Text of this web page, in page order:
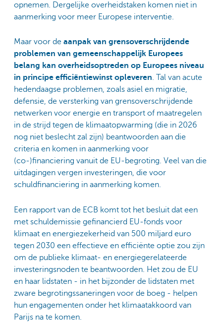
opnemen. Dergelijke overheidstaken komen niet in
aanmerking voor meer Europese interventie.
Maar voor de aanpak van grensoverschrijdende
problemen van gemeenschappelijk Europees
belang kan overheidsoptreden op Europees niveau
in principe efficiëntiewinst opleveren. Tal van acute
hedendaagse problemen, zoals asiel en migratie,
defensie, de versterking van grensoverschrijdende
netwerken voor energie en transport of maatregelen
in de strijd tegen de klimaatopwarming (die in 2026
nog niet beslecht zal zijn) beantwoorden aan die
criteria en komen in aanmerking voor
(co-)financiering vanuit de EU-begroting. Veel van die
uitdagingen vergen investeringen, die voor
schuldfinanciering in aanmerking komen.
Een rapport van de ECB komt tot het besluit dat een
met schuldemissie gefinancierd EU-fonds voor
klimaat en energiezekerheid van 500 miljard euro
tegen 2030 een effectieve en efficiënte optie zou zijn
om de publieke klimaat- en energiegerelateerde
investeringsnoden te beantwoorden. Het zou de EU
en haar lidstaten - in het bijzonder de lidstaten met
zware begrotingssaneringen voor de boeg - helpen
hun engagementen onder het klimaatakkoord van
Parijs na te komen.